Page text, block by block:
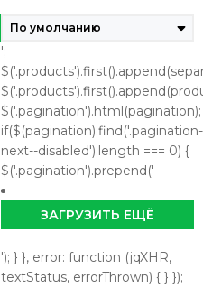
';
$('.pagination').html(pagination);
if($(pagination).find('.pagination-
next--disabled').length === 0) {
$('.pagination').prepend('
ЗАГРУЗИТЬ ЕЩЁ
'); } }, error: function (jqXHR,
textStatus, errorThrown) { } });